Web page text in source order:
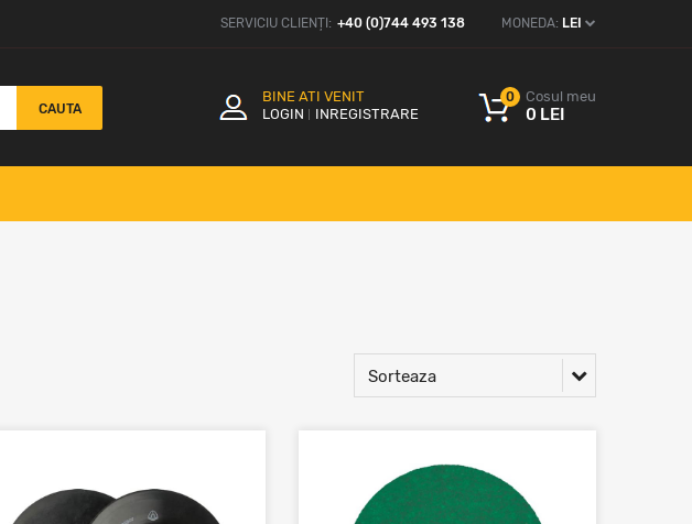
SERVICIU CLIENȚI: +40 (0)744 493 138 MONEDA: LEI
CAUTA
BINE ATI VENIT
LOGIN
INREGISTRARE
Cosul meu
0 LEI
0
Sorteaza